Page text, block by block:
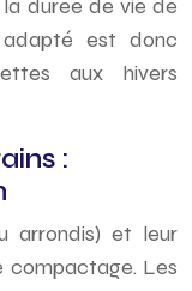
durée de vie de
adapté est donc
aux hivers
:
arrondis) et leur
compactage. Les